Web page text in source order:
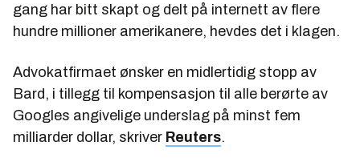
gang har bitt skapt og delt på internett av flere
hundre millioner amerikanere, hevdes det i klagen.
Advokatfirmaet ønsker en midlertidig stopp av
Bard, i tillegg til kompensasjon til alle berørte av
Googles angivelige underslag på minst fem
milliarder dollar, skriver Reuters.